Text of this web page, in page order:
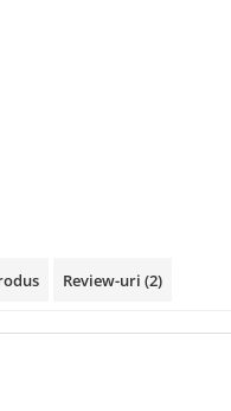
Review-uri (2)